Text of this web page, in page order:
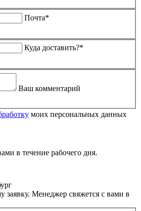
Почта*
Куда доставить?*
Ваш комментарий
моих персональных данных
в течение рабочего дня.
заявку. Менеджер свяжется с вами в